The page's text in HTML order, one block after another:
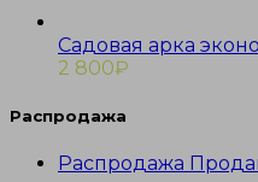
Садовая арка
2 800₽
Распродажа
Распродажа